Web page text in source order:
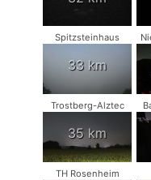
Spitzsteinhaus
33 km
Trostberg-Alztec
35 km
TH Rosenheim